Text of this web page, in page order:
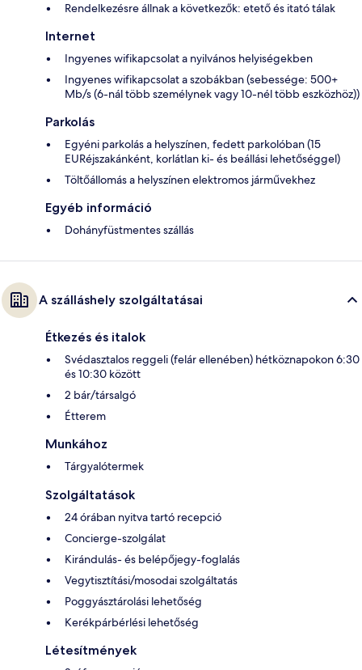
Rendelkezésre állnak a következők: etető és itató tálak
Internet
Ingyenes wifikapcsolat a nyilvános helyiségekben
Ingyenes wifikapcsolat a szobákban (sebessége: 500+
Mb/s (6-nál több személynek vagy 10-nél több eszközhöz))
Parkolás
Egyéni parkolás a helyszínen, fedett parkolóban (15
EURéjszakánként, korlátlan ki- és beállási lehetőséggel)
Töltőállomás a helyszínen elektromos járművekhez
Egyéb információ
Dohányfüstmentes szállás
A szálláshely szolgáltatásai
Étkezés és italok
Svédasztalos reggeli (felár ellenében) hétköznapokon 6:30
és 10:30 között
2 bár/társalgó
Étterem
Munkához
Tárgyalótermek
Szolgáltatások
24 órában nyitva tartó recepció
Concierge-szolgálat
Kirándulás- és belépőjegy-foglalás
Vegytisztítási/mosodai szolgáltatás
Poggyásztárolási lehetőség
Kerékpárbérlési lehetőség
Létesítmények